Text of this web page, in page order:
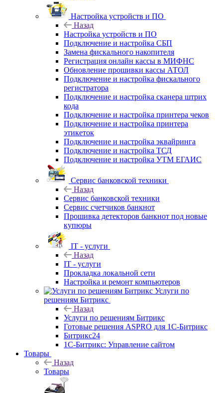
Настройка устройств и ПО
Назад
Настройка устройств и ПО
Подключение и настройка СБП
Замена фискального накопителя
Регистрация онлайн кассы в МИФНС
Обновление прошивки кассы АТОЛ
Подключение и настройка фискального
регистратора
Подключение и настройка сканера штрих
кода
Подключение и настройка принтера чеков
Подключение и настройка принтера
этикеток
Подключение и настройка эквайринга
Подключение и настройка ТСД
Подключение и настройка УТМ ЕГАИС
Сервис банковской техники
Назад
Сервис банковской техники
Сервис счетчиков банкнот
Прошивка детекторов банкнот под новые
купюры
IT - услуги
Назад
IT - услуги
Прокладка локальной сети
Настройка и ремонт компьютеров
Услуги по
решениям Битрикс
Назад
Услуги по решениям Битрикс
Готовые решения ASPRO для 1С-Битрикс
Битрикс24
1С-Битрикс: Управление сайтом
Товары
Назад
Товары